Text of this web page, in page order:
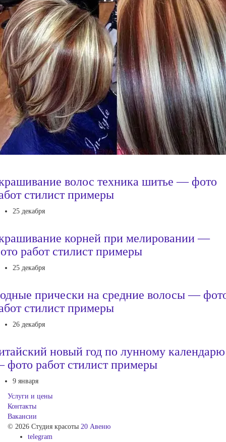
волос техника шитье — фото
стилист примеры
25 декабря
корней при мелировании —
работ стилист примеры
25 декабря
прически на средние волосы —
стилист примеры
26 декабря
новый год по лунному календарю
работ стилист примеры
9 января
Услуги и цены
Контакты
Вакансии
© 2026 Студия красоты 20 Авеню
telegram